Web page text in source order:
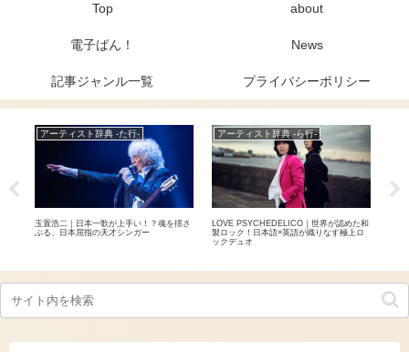
Top about
電子ばん！ News
記事ジャンル一覧 プライバシーポリシー
アーティスト辞典 -た行-
玉置浩二｜日本一歌が上手い！？魂を揺さ
ぶる、日本屈指の天才シンガー
アーティスト辞典 -ら行-
LOVE PSYCHEDELICO｜世界が認めた和
製ロック！日本語×英語が織りなす極上ロ
ックデュオ